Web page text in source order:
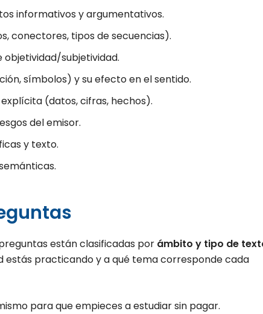
informativos y argumentativos.
conectores, tipos de secuencias).
objetividad/subjetividad.
símbolos) y su efecto en el sentido.
(datos, cifras, hechos).
del emisor.
y texto.
están clasificadas por ámbito y tipo de
estás practicando y a qué tema corresponde cada
para que empieces a estudiar sin pagar.